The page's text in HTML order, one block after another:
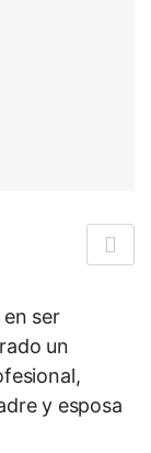
ser
un
y esposa